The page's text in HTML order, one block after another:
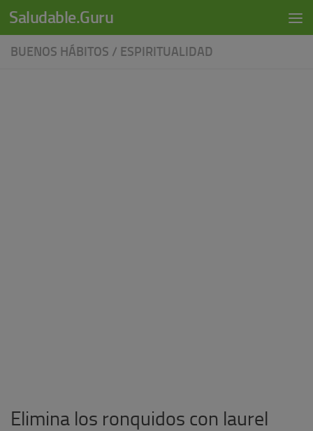
Skip to content
Saludable.Guru
BUENOS HÁBITOS / ESPIRITUALIDAD
Elimina los ronquidos con laurel